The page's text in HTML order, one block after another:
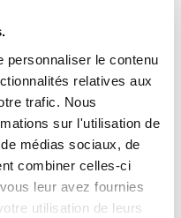
personnaliser le contenu
relatives aux
trafic. Nous
sur l'utilisation de
médias sociaux, de
combiner celles-ci
leur avez fournies
utilisation de leurs